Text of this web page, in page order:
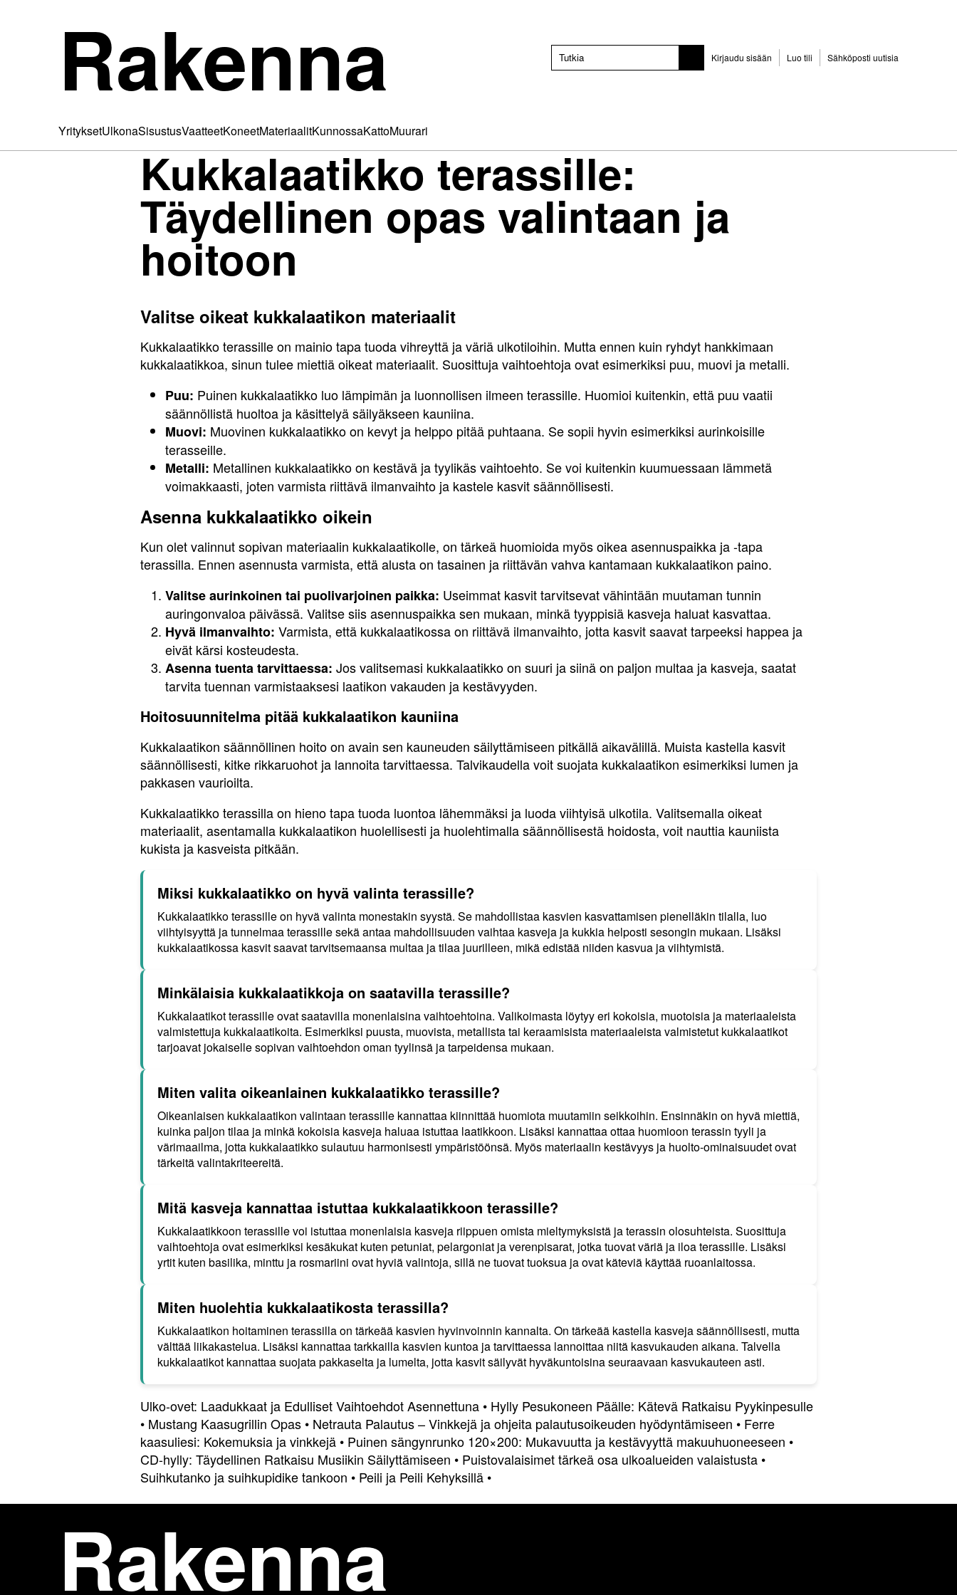
Rakenna Kirjaudu sisään Luo tili Sähköposti uutisia
YrityksetUlkonaSisustusVaatteetKoneetMateriaalitKunnossaKattoMuurari
Kukkalaatikko terassille:
Täydellinen opas valintaan ja
hoitoon
Valitse oikeat kukkalaatikon materiaalit
Kukkalaatikko terassille on mainio tapa tuoda vihreyttä ja väriä ulkotiloihin. Mutta ennen kuin ryhdyt hankkimaan
kukkalaatikkoa, sinun tulee miettiä oikeat materiaalit. Suosittuja vaihtoehtoja ovat esimerkiksi puu, muovi ja metalli.
Puu: Puinen kukkalaatikko luo lämpimän ja luonnollisen ilmeen terassille. Huomioi kuitenkin, että puu vaatii
säännöllistä huoltoa ja käsittelyä säilyäkseen kauniina.
Muovi: Muovinen kukkalaatikko on kevyt ja helppo pitää puhtaana. Se sopii hyvin esimerkiksi aurinkoisille
terasseille.
Metalli: Metallinen kukkalaatikko on kestävä ja tyylikäs vaihtoehto. Se voi kuitenkin kuumuessaan lämmetä
voimakkaasti, joten varmista riittävä ilmanvaihto ja kastele kasvit säännöllisesti.
Asenna kukkalaatikko oikein
Kun olet valinnut sopivan materiaalin kukkalaatikolle, on tärkeä huomioida myös oikea asennuspaikka ja -tapa
terassilla. Ennen asennusta varmista, että alusta on tasainen ja riittävän vahva kantamaan kukkalaatikon paino.
Valitse aurinkoinen tai puolivarjoinen paikka: Useimmat kasvit tarvitsevat vähintään muutaman tunnin
auringonvaloa päivässä. Valitse siis asennuspaikka sen mukaan, minkä tyyppisiä kasveja haluat kasvattaa.
Hyvä ilmanvaihto: Varmista, että kukkalaatikossa on riittävä ilmanvaihto, jotta kasvit saavat tarpeeksi happea ja
eivät kärsi kosteudesta.
Asenna tuenta tarvittaessa: Jos valitsemasi kukkalaatikko on suuri ja siinä on paljon multaa ja kasveja, saatat
tarvita tuennan varmistaaksesi laatikon vakauden ja kestävyyden.
Hoitosuunnitelma pitää kukkalaatikon kauniina
Kukkalaatikon säännöllinen hoito on avain sen kauneuden säilyttämiseen pitkällä aikavälillä. Muista kastella kasvit
säännöllisesti, kitke rikkaruohot ja lannoita tarvittaessa. Talvikaudella voit suojata kukkalaatikon esimerkiksi lumen ja
pakkasen vaurioilta.
Kukkalaatikko terassilla on hieno tapa tuoda luontoa lähemmäksi ja luoda viihtyisä ulkotila. Valitsemalla oikeat
materiaalit, asentamalla kukkalaatikon huolellisesti ja huolehtimalla säännöllisestä hoidosta, voit nauttia kauniista
kukista ja kasveista pitkään.
Miksi kukkalaatikko on hyvä valinta terassille?
Kukkalaatikko terassille on hyvä valinta monestakin syystä. Se mahdollistaa kasvien kasvattamisen pienelläkin tilalla, luo
viihtyisyyttä ja tunnelmaa terassille sekä antaa mahdollisuuden vaihtaa kasveja ja kukkia helposti sesongin mukaan. Lisäksi
kukkalaatikossa kasvit saavat tarvitsemaansa multaa ja tilaa juurilleen, mikä edistää niiden kasvua ja viihtymistä.
Minkälaisia kukkalaatikkoja on saatavilla terassille?
Kukkalaatikot terassille ovat saatavilla monenlaisina vaihtoehtoina. Valikoimasta löytyy eri kokoisia, muotoisia ja materiaaleista
valmistettuja kukkalaatikoita. Esimerkiksi puusta, muovista, metallista tai keraamisista materiaaleista valmistetut kukkalaatikot
tarjoavat jokaiselle sopivan vaihtoehdon oman tyylinsä ja tarpeidensa mukaan.
Miten valita oikeanlainen kukkalaatikko terassille?
Oikeanlaisen kukkalaatikon valintaan terassille kannattaa kiinnittää huomiota muutamiin seikkoihin. Ensinnäkin on hyvä miettiä,
kuinka paljon tilaa ja minkä kokoisia kasveja haluaa istuttaa laatikkoon. Lisäksi kannattaa ottaa huomioon terassin tyyli ja
värimaailma, jotta kukkalaatikko sulautuu harmonisesti ympäristöönsä. Myös materiaalin kestävyys ja huolto-ominaisuudet ovat
tärkeitä valintakriteereitä.
Mitä kasveja kannattaa istuttaa kukkalaatikkoon terassille?
Kukkalaatikkoon terassille voi istuttaa monenlaisia kasveja riippuen omista mieltymyksistä ja terassin olosuhteista. Suosittuja
vaihtoehtoja ovat esimerkiksi kesäkukat kuten petuniat, pelargoniat ja verenpisarat, jotka tuovat väriä ja iloa terassille. Lisäksi
yrtit kuten basilika, minttu ja rosmariini ovat hyviä valintoja, sillä ne tuovat tuoksua ja ovat käteviä käyttää ruoanlaitossa.
Miten huolehtia kukkalaatikosta terassilla?
Kukkalaatikon hoitaminen terassilla on tärkeää kasvien hyvinvoinnin kannalta. On tärkeää kastella kasveja säännöllisesti, mutta
välttää liikakastelua. Lisäksi kannattaa tarkkailla kasvien kuntoa ja tarvittaessa lannoittaa niitä kasvukauden aikana. Talvella
kukkalaatikot kannattaa suojata pakkaselta ja lumelta, jotta kasvit säilyvät hyväkuntoisina seuraavaan kasvukauteen asti.
Ulko-ovet: Laadukkaat ja Edulliset Vaihtoehdot Asennettuna • Hylly Pesukoneen Päälle: Kätevä Ratkaisu Pyykinpesulle
• Mustang Kaasugrillin Opas • Netrauta Palautus – Vinkkejä ja ohjeita palautusoikeuden hyödyntämiseen • Ferre
kaasuliesi: Kokemuksia ja vinkkejä • Puinen sängynrunko 120×200: Mukavuutta ja kestävyyttä makuuhuoneeseen •
CD-hylly: Täydellinen Ratkaisu Musiikin Säilyttämiseen • Puistovalaisimet tärkeä osa ulkoalueiden valaistusta •
Suihkutanko ja suihkupidike tankoon • Peili ja Peili Kehyksillä •
Rakenna